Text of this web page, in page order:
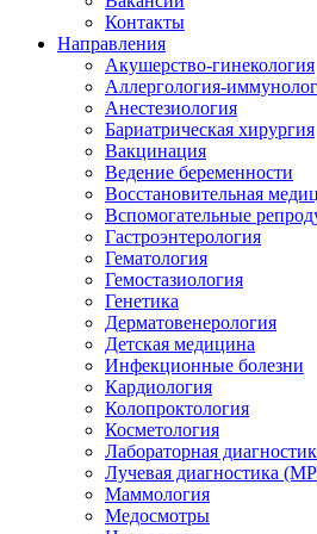
Контакты
Направления
Акушерство-гинекология
Аллергология-
Анестезиология
Бариатрическая хирургия
Вакцинация
Ведение беременности
Восстановительная
Вспомогательные
Гастроэнтерология
Гематология
Гемостазиология
Генетика
Дерматовенерология
Детская медицина
Инфекционные болезни
Кардиология
Колопроктология
Косметология
Лабораторная
Лучевая диагностика
Маммология
Медосмотры